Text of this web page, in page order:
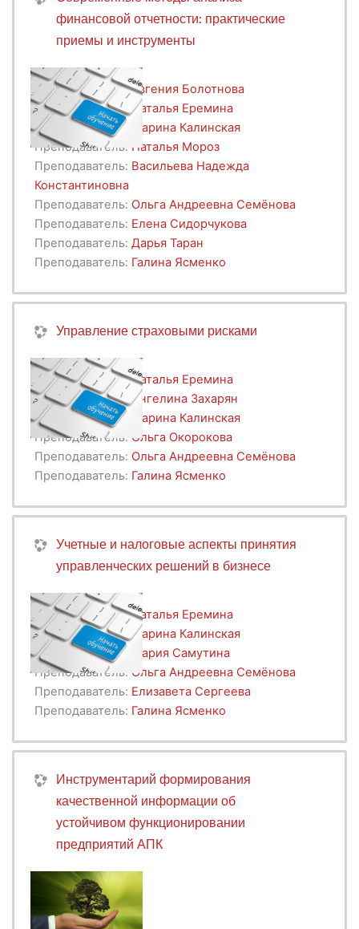
финансовой отчетности: практические
приемы и инструменты
Преподаватель:Евгения Болотнова
Преподаватель: Наталья Еремина
Преподаватель:
Марина Калинская
Преподаватель: Наталья Мороз
Преподаватель: Васильева Надежда
Константиновна
Преподаватель: Ольга Андреевна Семёнова
Преподаватель: Елена Сидорчукова
Преподаватель: Дарья Таран
Преподаватель: Галина Ясменко
Управление страховыми рисками
Преподаватель:Наталья Еремина
Преподаватель: Ангелина Захарян
Преподаватель:
Марина Калинская
Преподаватель: Ольга Окорокова
Преподаватель: Ольга Андреевна Семёнова
Преподаватель: Галина Ясменко
Учетные и налоговые аспекты принятия
управленческих решений в бизнесе
Преподаватель:Наталья Еремина
Преподаватель: Марина Калинская
Преподаватель:
Мария Самутина
Преподаватель: Ольга Андреевна Семёнова
Преподаватель: Елизавета Сергеева
Преподаватель: Галина Ясменко
Инструментарий формирования
качественной информации об
устойчивом функционировании
предприятий АПК